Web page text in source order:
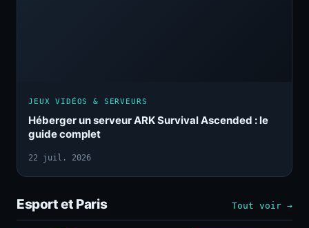
JEUX VIDÉOS & SERVEURS
Héberger un serveur ARK Survival Ascended : le
guide complet
22 juil. 2026
Esport et Paris Tout voir →